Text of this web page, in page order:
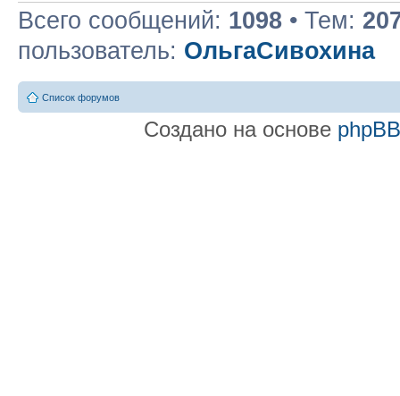
Всего сообщений: 1098 • Тем:
пользователь: ОльгаСивохина
Список форумов
Создано на основе phpBB